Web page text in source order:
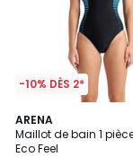
-10% DÈS 2*
ARENA
Maillot de bain 1
Eco Feel
3,8
/ 5